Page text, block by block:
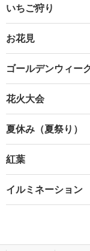
いちご狩り
お花見
ゴールデンウィー
花火大会
夏休み（夏祭り）
紅葉
イルミネーション